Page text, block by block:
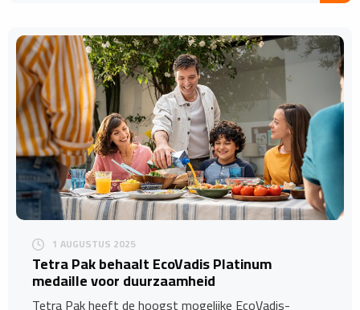
1 AUGUSTUS 2025
Tetra Pak behaalt EcoVadis Platinum
medaille voor duurzaamheid